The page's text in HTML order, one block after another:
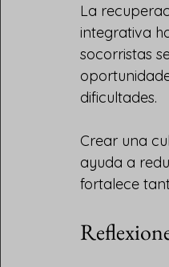
La
integrativa
socorristas
dificultades.
Crear una
ayuda a
fortalece